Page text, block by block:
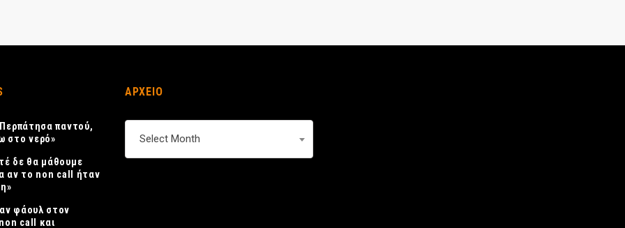
παντού,
στο νερό»
δε θα μάθουμε
αν το non call ήταν
φάουλ στον
call και
ΑΡΧΕΙΟ
Select Month